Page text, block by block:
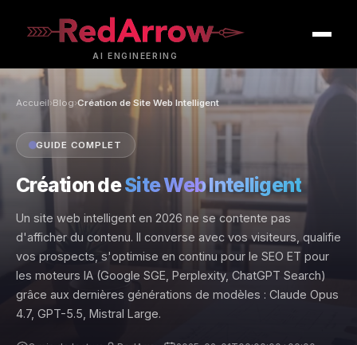
AI ENGINEERING
Accueil›Blog›Création de Site Web Intelligent
GUIDE COMPLET
Création deSite Web Intelligent
Un site web intelligent en 2026 ne se contente pas
d'afficher du contenu. Il converse avec vos visiteurs, qualifie
vos prospects, s'optimise en continu pour le SEO ET pour
les moteurs IA (Google SGE, Perplexity, ChatGPT Search)
grâce aux dernières générations de modèles : Claude Opus
4.7, GPT-5.5, Mistral Large.